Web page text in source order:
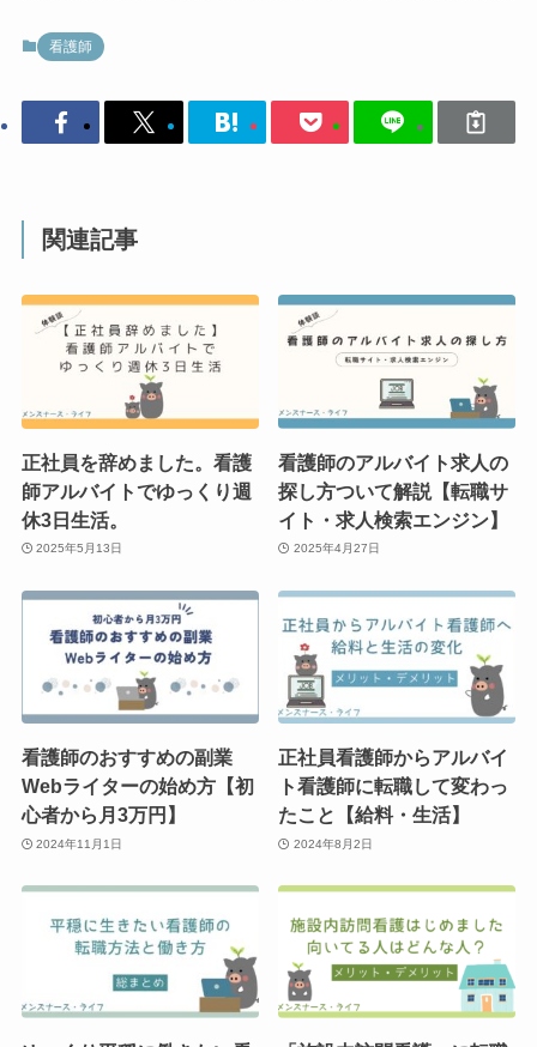
看護師
関連記事
正社員を辞めました。看護
師アルバイトでゆっくり週
休3日生活。
2025年5月13日
看護師のアルバイト求人の
探し方ついて解説【転職サ
イト・求人検索エンジン】
2025年4月27日
看護師のおすすめの副業
Webライターの始め方【初
心者から月3万円】
2024年11月1日
正社員看護師からアルバイ
ト看護師に転職して変わっ
たこと【給料・生活】
2024年8月2日